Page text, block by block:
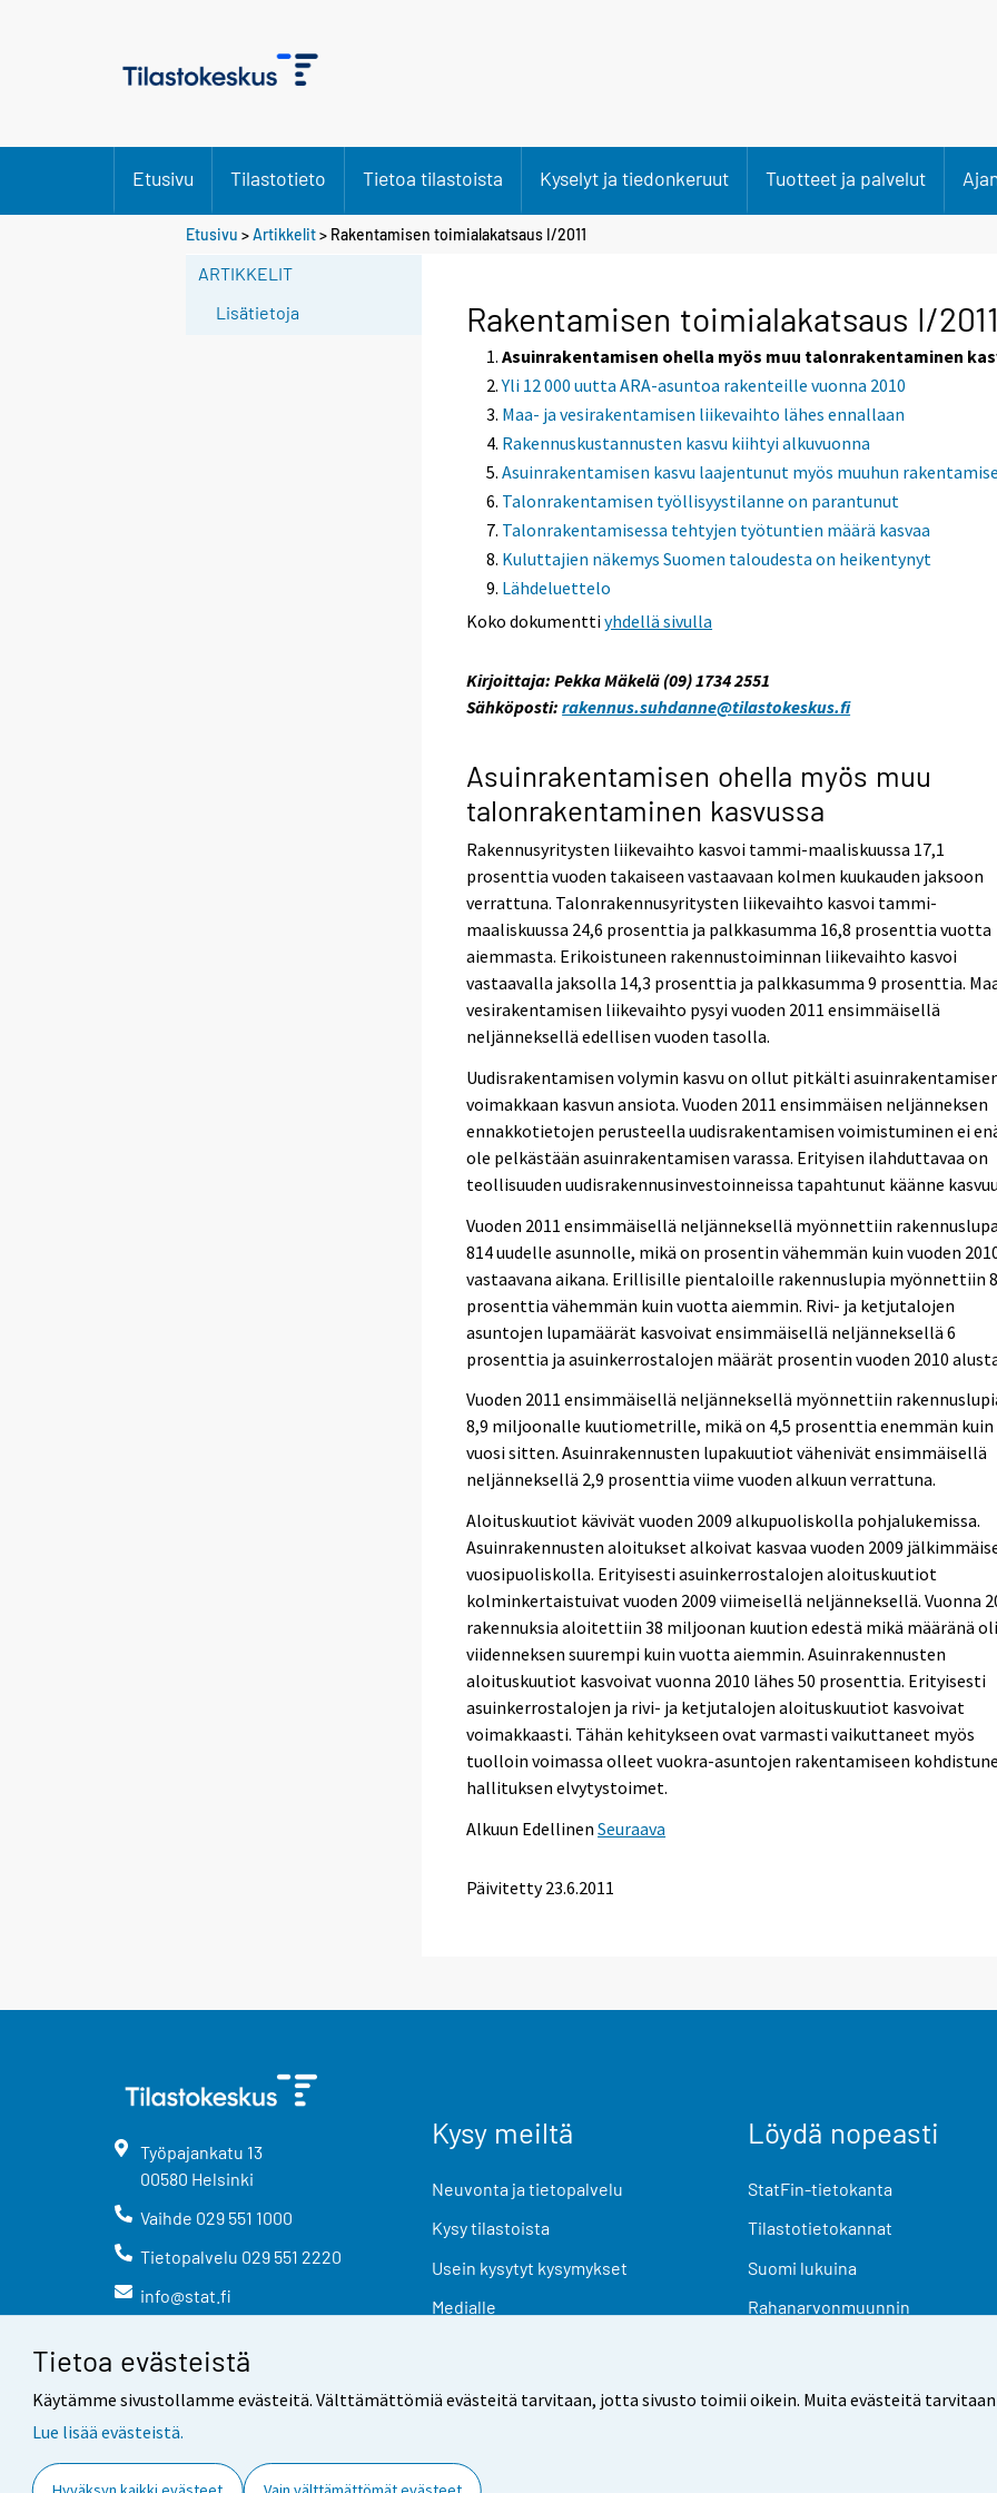
Tietoa evästeistä
Käytämme sivustollamme evästeitä. Välttämättömiä evästeitä tarvitaan, jotta sivusto toimii oikein. Muita evästeitä
Lue lisää evästeistä.
Etusivu Tilastotieto Tietoa tilastoista Kyselyt ja tiedonkeruut Tuotteet ja palvelut
Etusivu >Artikkelit> Rakentamisen toimialakatsaus I/2011
ARTIKKELIT
Lisätietoja
Rakentamisen toimialakatsaus I/
Asuinrakentamisen ohella myös muu talonrakentaminen
Yli 12 000 uutta ARA-asuntoa rakenteille vuonna 2010
Maa- ja vesirakentamisen liikevaihto lähes ennallaan
Rakennuskustannusten kasvu kiihtyi alkuvuonna
Asuinrakentamisen kasvu laajentunut myös muuhun
Talonrakentamisen työllisyystilanne on parantunut
Talonrakentamisessa tehtyjen työtuntien määrä kasvaa
Kuluttajien näkemys Suomen taloudesta on heikentynyt
Lähdeluettelo
Koko dokumenttiyhdellä sivulla
Kirjoittaja: Pekka Mäkelä (09) 1734 2551
Sähköposti: rakennus.suhdanne@tilastokeskus.fi
Asuinrakentamisen ohella myös muu
talonrakentaminen kasvussa
Rakennusyritysten liikevaihto kasvoi tammi-maaliskuussa 17,1
prosenttia vuoden takaiseen vastaavaan kolmen kuukauden jaksoon
verrattuna. Talonrakennusyritysten liikevaihto kasvoi tammi-
maaliskuussa 24,6 prosenttia ja palkkasumma 16,8 prosenttia vuotta
aiemmasta. Erikoistuneen rakennustoiminnan liikevaihto kasvoi
vastaavalla jaksolla 14,3 prosenttia ja palkkasumma 9 prosenttia.
vesirakentamisen liikevaihto pysyi vuoden 2011 ensimmäisellä
neljänneksellä edellisen vuoden tasolla.
Uudisrakentamisen volymin kasvu on ollut pitkälti
voimakkaan kasvun ansiota. Vuoden 2011 ensimmäisen neljänneksen
ennakkotietojen perusteella uudisrakentamisen voimistuminen ei
ole pelkästään asuinrakentamisen varassa. Erityisen ilahduttavaa on
teollisuuden uudisrakennusinvestoinneissa tapahtunut käänne
Vuoden 2011 ensimmäisellä neljänneksellä myönnettiin
814 uudelle asunnolle, mikä on prosentin vähemmän kuin vuoden
vastaavana aikana. Erillisille pientaloille rakennuslupia myönnettiin
prosenttia vähemmän kuin vuotta aiemmin. Rivi- ja ketjutalojen
asuntojen lupamäärät kasvoivat ensimmäisellä neljänneksellä 6
prosenttia ja asuinkerrostalojen määrät prosentin vuoden 2010
Vuoden 2011 ensimmäisellä neljänneksellä myönnettiin
8,9 miljoonalle kuutiometrille, mikä on 4,5 prosenttia enemmän kuin
vuosi sitten. Asuinrakennusten lupakuutiot vähenivät ensimmäisellä
neljänneksellä 2,9 prosenttia viime vuoden alkuun verrattuna.
Aloituskuutiot kävivät vuoden 2009 alkupuoliskolla pohjalukemissa.
Asuinrakennusten aloitukset alkoivat kasvaa vuoden 2009
vuosipuoliskolla. Erityisesti asuinkerrostalojen aloituskuutiot
kolminkertaistuivat vuoden 2009 viimeisellä neljänneksellä. Vuonna
rakennuksia aloitettiin 38 miljoonan kuution edestä mikä määränä
viidenneksen suurempi kuin vuotta aiemmin. Asuinrakennusten
aloituskuutiot kasvoivat vuonna 2010 lähes 50 prosenttia. Erityisesti
asuinkerrostalojen ja rivi- ja ketjutalojen aloituskuutiot kasvoivat
voimakkaasti. Tähän kehitykseen ovat varmasti vaikuttaneet myös
tuolloin voimassa olleet vuokra-asuntojen rakentamiseen
hallituksen elvytystoimet.
Alkuun Edellinen Seuraava
Päivitetty 23.6.2011
Työpajankatu 13
00580 Helsinki
Vaihde 029 551 1000
Tietopalvelu 029 551 2220
info@stat.fi
Kysy meiltä
Neuvonta ja tietopalvelu
Kysy tilastoista
Usein kysytyt kysymykset
Medialle
Löydä nopeasti
StatFin-tietokanta
Tilastotietokannat
Suomi lukuina
Rahanarvonmuunnin
Yhteystiedot Palaute